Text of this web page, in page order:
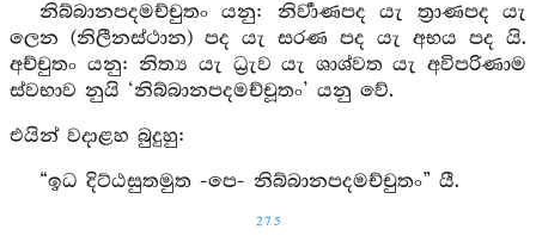
නිබ්බානපදමච්චුතං යනු: නිර්‍වාණපද යැ ත්‍රාණපද යැ
ලෙන (නිලීනස්ථාන) පද යැ සරණ පද යැ අභය පද යි.
අච්චුතං යනු: නිත්‍ය යැ ධ්‍රැව යැ ශාශ්වත යැ අවිපරිණාම
ස්වභාව නුයි ‘නිබ්බානපදමච්චූතං’ යනු වේ.
එයින් වදාළහ බුදුහු:
“ඉධ දිට්ඨසුතමුත -පෙ- නිබ්බානපදමච්චුතං” යී.
275